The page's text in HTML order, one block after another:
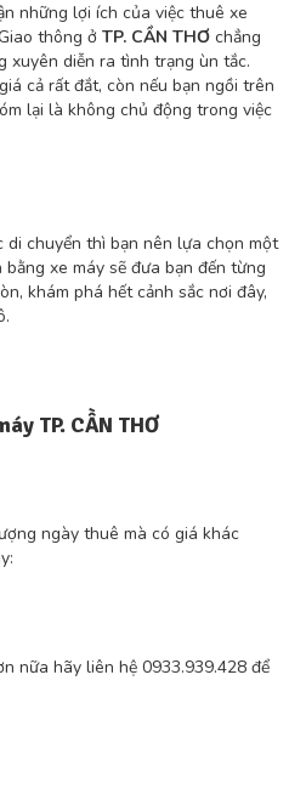
những lợi ích của việc thuê xe
thông ở TP. CẦN THƠ chẳng
xuyên diễn ra tình trạng ùn tắc.
cả rất đắt, còn nếu bạn ngồi trên
lại là không chủ động trong việc
di chuyển thì bạn nên lựa chọn một
bằng xe máy sẽ đưa bạn đến từng
khám phá hết cảnh sắc nơi đây,
TP. CẦN THƠ
ngày thuê mà có giá khác
nữa hãy liên hệ 0933.939.428 để